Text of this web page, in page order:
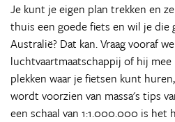
Je kunt je eigen plan trekken en
thuis een goede fiets en wil je die
Australië? Dat kan. Vraag vooraf
luchtvaartmaatschappij of hij
plekken waar je fietsen kunt
wordt voorzien van massa's tips
een schaal van 1:1.000.000 is het